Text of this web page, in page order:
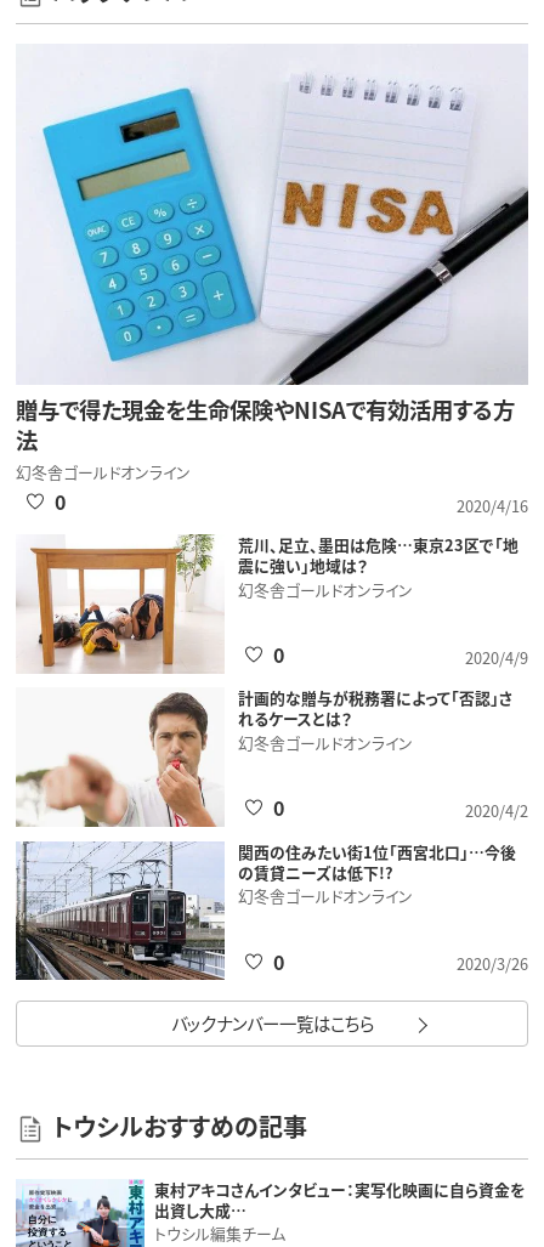
贈与で得た現金を生命保険やNISAで有効活用する方
法
幻冬舎ゴールドオンライン
2020/4/16
0
荒川、足立、墨田は危険…東京23区で「地
震に強い」地域は？
幻冬舎ゴールドオンライン
2020/4/9
0
計画的な贈与が税務署によって「否認」さ
れるケースとは？
幻冬舎ゴールドオンライン
2020/4/2
0
関西の住みたい街1位「西宮北口」…今後
の賃貸ニーズは低下!?
幻冬舎ゴールドオンライン
2020/3/26
0
バックナンバー一覧はこちら
トウシルおすすめの記事
東村アキコさんインタビュー：実写化映画に自ら資金を
出資し大成…
トウシル編集チーム